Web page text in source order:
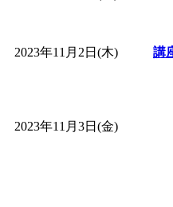
「赤ち
付期間：
付期間：
2023年11月2日(木)
講
2023年11月3日(金)